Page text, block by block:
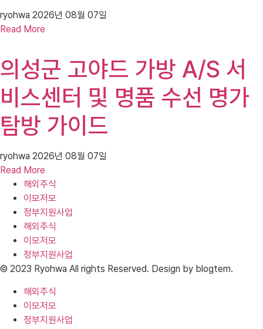
ryohwa 2026년 08월 07일
Read More
의성군 고야드 가방 A/S 서
비스센터 및 명품 수선 명가
탐방 가이드
ryohwa 2026년 08월 07일
Read More
해외주식
이모저모
정부지원사업
해외주식
이모저모
정부지원사업
© 2023 Ryohwa All rights Reserved. Design by blogtem.
해외주식
이모저모
정부지원사업